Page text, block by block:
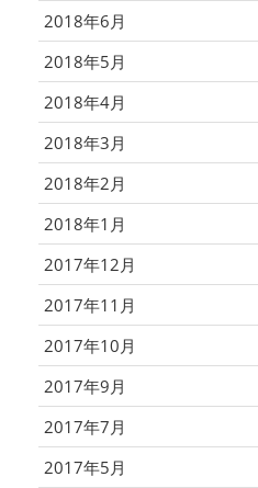
2018年6月
2018年5月
2018年4月
2018年3月
2018年2月
2018年1月
2017年12月
2017年11月
2017年10月
2017年9月
2017年7月
2017年5月